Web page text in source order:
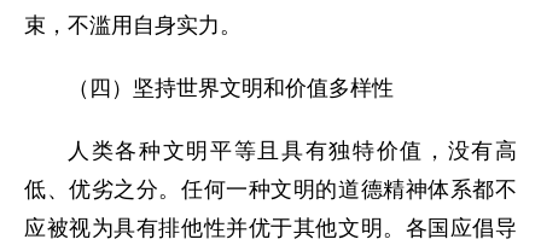
束，不滥用自身实力。
（四）坚持世界文明和价值多样性
人类各种文明平等且具有独特价值，没有高
低、优劣之分。任何一种文明的道德精神体系都不
应被视为具有排他性并优于其他文明。各国应倡导